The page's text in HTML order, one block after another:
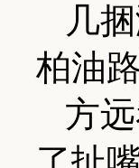
几
柏油
方